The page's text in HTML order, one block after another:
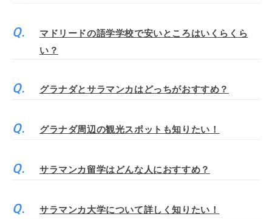
マドリードの語学学校で安いところはいくらくら
い？
グラナダとサラマンカはどっちがおすすめ？
グラナダ周辺の観光スポットも知りたい！
サラマンカ留学はどんな人におすすめ？
サラマンカ大学について詳しく知りたい！